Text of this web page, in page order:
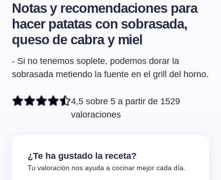
Notas y recomendaciones para
hacer patatas con sobrasada,
queso de cabra y miel
- Si no tenemos soplete, podemos dorar la
sobrasada metiendo la fuente en el grill del horno.
4,5 sobre 5 a partir de 1529
valoraciones
¿Te ha gustado la receta?
Tu valoración nos ayuda a cocinar mejor cada día.